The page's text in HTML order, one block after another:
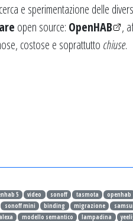
e sperimentazione delle
open source: OpenHAB ,
costose e soprattutto chiuse.
5 video sonoff tasmota openhab
sonoff mini binding migrazione
modello semantico lampadina